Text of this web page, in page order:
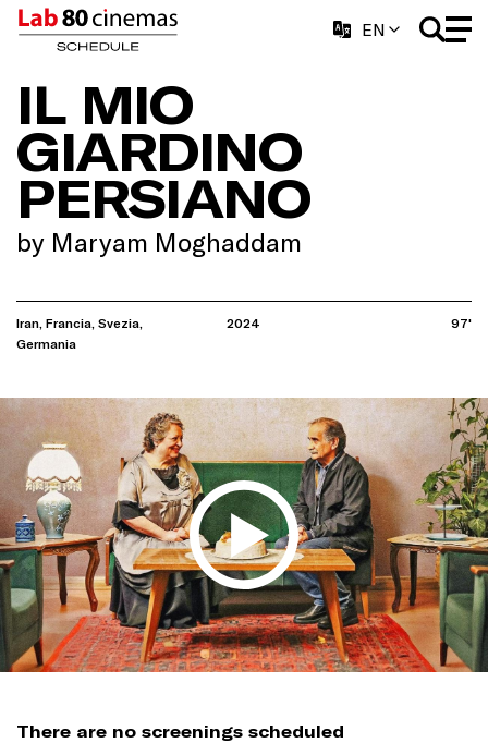
EN
IL MIO
GIARDINO
PERSIANO
by Maryam Moghaddam
Iran, Francia, Svezia,
Germania
2024 97'
There are no screenings scheduled